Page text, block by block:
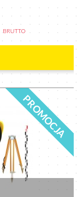
BRUTTO
PROMOCJA